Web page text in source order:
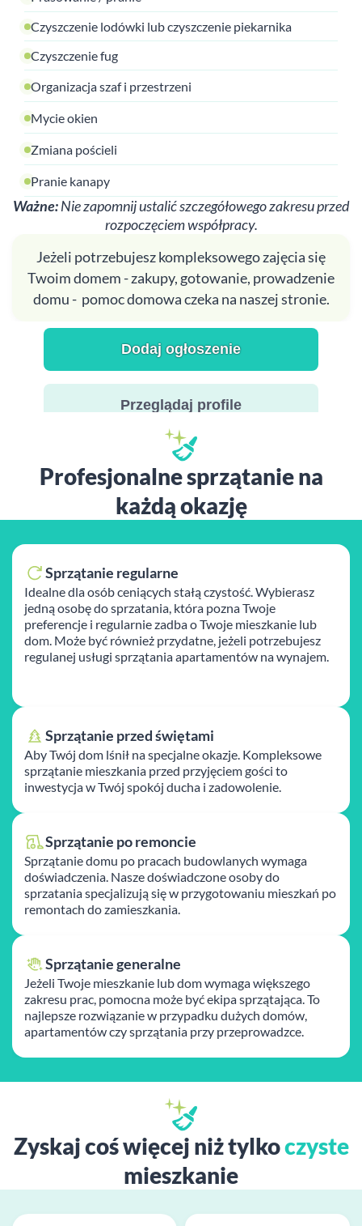
Czyszczenie lodówki lub czyszczenie piekarnika
Czyszczenie fug
Organizacja szaf i przestrzeni
Mycie okien
Zmiana pościeli
Pranie kanapy
Ważne:Nie zapomnij ustalić szczegółowego zakresu przed
rozpoczęciem współpracy.
Jeżeli potrzebujesz kompleksowego zajęcia się
Twoim domem - zakupy, gotowanie, prowadzenie
domu - pomoc domowa czeka na naszej stronie.
Dodaj ogłoszenie
Przeglądaj profile
Profesjonalne sprzątanie na
każdą okazję
Sprzątanie regularne
Idealne dla osób ceniących stałą czystość. Wybierasz
jedną osobę do sprzatania, która pozna Twoje
preferencje i regularnie zadba o Twoje mieszkanie lub
dom. Może być również przydatne, jeżeli potrzebujesz
regulanej usługi sprzątania apartamentów na wynajem.
Sprzątanie przed świętami
Aby Twój dom lśnił na specjalne okazje. Kompleksowe
sprzątanie mieszkania przed przyjęciem gości to
inwestycja w Twój spokój ducha i zadowolenie.
Sprzątanie po remoncie
Sprzątanie domu po pracach budowlanych wymaga
doświadczenia. Nasze doświadczone osoby do
sprzatania specjalizują się w przygotowaniu mieszkań po
remontach do zamieszkania.
Sprzątanie generalne
Jeżeli Twoje mieszkanie lub dom wymaga większego
zakresu prac, pomocna może być ekipa sprzątająca. To
najlepsze rozwiązanie w przypadku dużych domów,
apartamentów czy sprzątania przy przeprowadzce.
Zyskaj coś więcej niż tylkoczyste
mieszkanie